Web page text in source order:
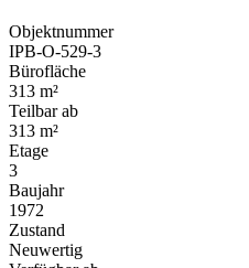
Objektnummer
IPB-O-529-3
Bürofläche
313 m²
Teilbar ab
313 m²
Etage
3
Baujahr
1972
Zustand
Neuwertig